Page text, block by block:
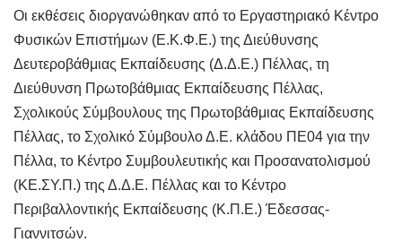
Οι εκθέσεις διοργανώθηκαν από το Εργαστηριακό Κέντρο
Φυσικών Επιστήμων (Ε.Κ.Φ.Ε.) της Διεύθυνσης
Δευτεροβάθμιας Εκπαίδευσης (Δ.Δ.Ε.) Πέλλας, τη
Διεύθυνση Πρωτοβάθμιας Εκπαίδευσης Πέλλας,
Σχολικούς Σύμβουλους της Πρωτοβάθμιας Εκπαίδευσης
Πέλλας, το Σχολικό Σύμβουλο Δ.Ε. κλάδου ΠΕ04 για την
Πέλλα, το Κέντρο Συμβουλευτικής και Προσανατολισμού
(ΚΕ.ΣΥ.Π.) της Δ.Δ.Ε. Πέλλας και το Κέντρο
Περιβαλλοντικής Εκπαίδευσης (Κ.Π.Ε.) Έδεσσας-
Γιαννιτσών.